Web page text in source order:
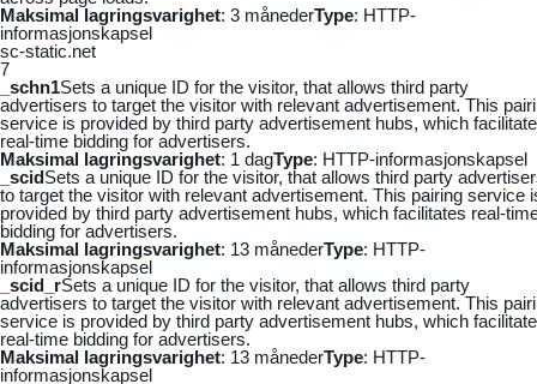
Maksimal lagringsvarighet: 3 månederType: HTTP-
informasjonskapsel
sc-static.net
7
_schn1Sets a unique ID for the visitor, that allows third party
advertisers to target the visitor with relevant advertisement. This
service is provided by third party advertisement hubs, which
real-time bidding for advertisers.
Maksimal lagringsvarighet: 1 dagType: HTTP-informasjonskapsel
_scidSets a unique ID for the visitor, that allows third party
to target the visitor with relevant advertisement. This pairing service
provided by third party advertisement hubs, which facilitates real-
bidding for advertisers.
Maksimal lagringsvarighet: 13 månederType: HTTP-
informasjonskapsel
_scid_rSets a unique ID for the visitor, that allows third party
advertisers to target the visitor with relevant advertisement. This
service is provided by third party advertisement hubs, which
real-time bidding for advertisers.
Maksimal lagringsvarighet: 13 månederType: HTTP-
informasjonskapsel